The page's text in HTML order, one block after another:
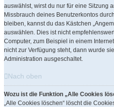
auswählst, wirst du nur für eine Sitzung
Missbrauch deines Benutzerkontos
bleiben, kannst du das Kästchen
auswählen. Dies ist nicht
Computer, zum Beispiel in einem
nicht zur Verfügung steht, dann wurde
Administration ausgeschaltet.
Nach oben
Wozu ist die Funktion „Alle Cookies
„Alle Cookies löschen“ löscht die